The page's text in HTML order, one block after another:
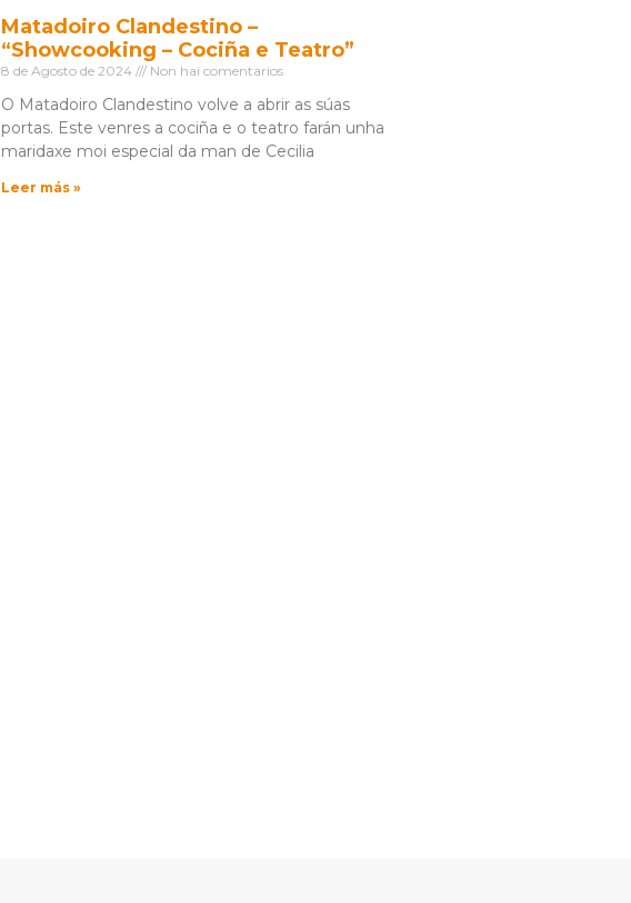
Matadoiro Clandestino –
“Showcooking – Cociña e Teatro”
8 de Agosto de 2024 Non hai comentarios
O Matadoiro Clandestino volve a abrir as súas
portas. Este venres a cociña e o teatro farán unha
maridaxe moi especial da man de Cecilia
Leer más »